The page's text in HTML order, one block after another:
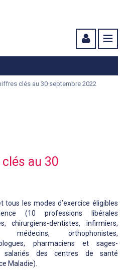
clés au 30 septembre 2022
au 30
les modes d’exercice éligibles
(10 professions libérales
chirurgiens-dentistes, infirmiers,
médecins, orthophonistes,
pharmaciens et sages-
des centres de santé
Maladie).